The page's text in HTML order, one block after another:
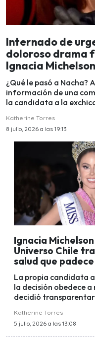
Internado de
doloroso drama
Ignacia Michelson
¿Qué le pasó a
información de una
la candidata a la
Katherine Torres
8 julio, 2026 a las 19:13
Ignacia
Universo Chile
salud que padece
La propia candidata
la decisión obedece
decidió
Katherine Torres
5 julio, 2026 a las 13:08